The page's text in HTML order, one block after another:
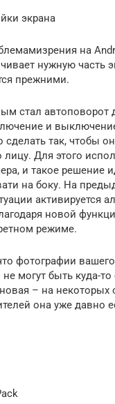
экрана
на
нужную часть
прежними.
стал автоповорот
и
так, чтобы
Для этого
и такое решение
на боку. На
активируется
новой
режиме.
фотографии
не могут быть куда-
– на некоторых
она уже давно